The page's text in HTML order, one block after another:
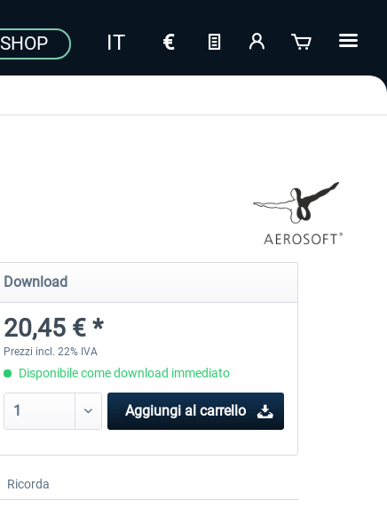
SHOP
Download
20,45 € *
Prezzi incl. 22% IVA
Disponibile come download immediato
Aggiungi al carrello
Ricorda